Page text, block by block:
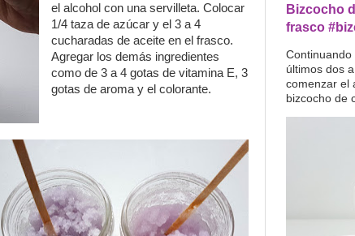
el alcohol con una servilleta. Colocar
1/4 taza de azúcar y el 3 a 4
cucharadas de aceite en el frasco.
Agregar los demás ingredientes
como de 3 a 4 gotas de vitamina E, 3
gotas de aroma y el colorante.
Bizcocho
frasco
Continuando
últimos dos
comenzar el
bizcocho de